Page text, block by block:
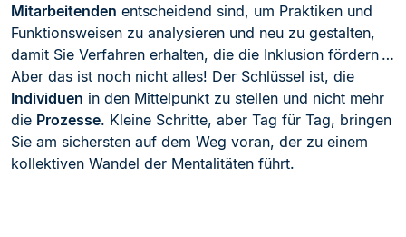
Mitarbeitenden entscheidend sind, um Praktiken und
Funktionsweisen zu analysieren und neu zu gestalten,
damit Sie Verfahren erhalten, die die Inklusion fördern …
Aber das ist noch nicht alles! Der Schlüssel ist, die
Individuen in den Mittelpunkt zu stellen und nicht mehr
die Prozesse. Kleine Schritte, aber Tag für Tag, bringen
Sie am sichersten auf dem Weg voran, der zu einem
kollektiven Wandel der Mentalitäten führt.